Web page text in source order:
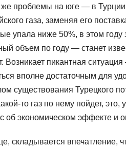
же проблемы на юге — в
газа, заменяя его
упала ниже 50%, в этом году
объем по году — станет
Возникает пикантная
вполне достаточным для
существования Турецкого
то газ по нему пойдет,
об экономическом эффекте и
складывается впечатление,